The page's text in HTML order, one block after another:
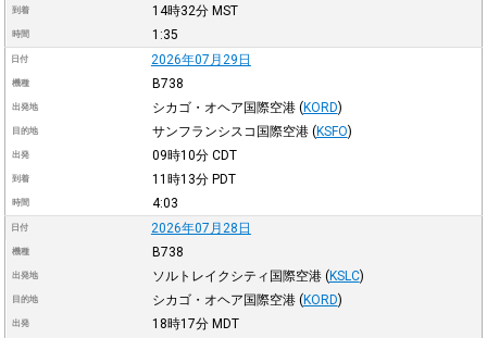
到着 14時32分 MST
時間 1:35
日付 2026年07月29日
機種 B738
出発地 シカゴ・オヘア国際空港 (KORD)
目的地 サンフランシスコ国際空港 (KSFO)
出発 09時10分 CDT
到着 11時13分 PDT
時間 4:03
日付 2026年07月28日
機種 B738
出発地 ソルトレイクシティ国際空港 (KSLC)
目的地 シカゴ・オヘア国際空港 (KORD)
出発 18時17分 MDT